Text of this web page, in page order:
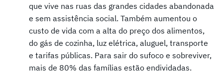
que vive nas ruas das grandes cidades abandonada
e sem assistência social. Também aumentou o
custo de vida com a alta do preço dos alimentos,
do gás de cozinha, luz elétrica, aluguel, transporte
e tarifas públicas. Para sair do sufoco e sobreviver,
mais de 80% das famílias estão endividadas.